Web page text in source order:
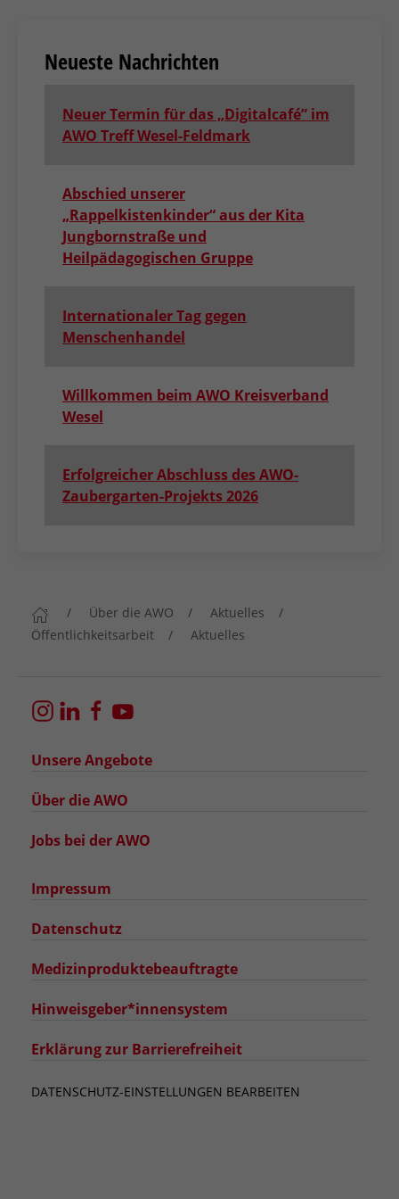
Neueste Nachrichten
Neuer Termin für das „Digitalcafé” im
AWO Treff Wesel-Feldmark
Abschied unserer
„Rappelkistenkinder“ aus der Kita
Jungbornstraße und
Heilpädagogischen Gruppe
Internationaler Tag gegen
Menschenhandel
Willkommen beim AWO Kreisverband
Wesel
Erfolgreicher Abschluss des AWO-
Zaubergarten-Projekts 2026
Über die AWO
Aktuelles
Öffentlichkeitsarbeit
Aktuelles
Unsere Angebote
Über die AWO
Jobs bei der AWO
Impressum
Datenschutz
Medizinproduktebeauftragte
Hinweisgeber*innensystem
Erklärung zur Barrierefreiheit
DATENSCHUTZ-EINSTELLUNGEN BEARBEITEN